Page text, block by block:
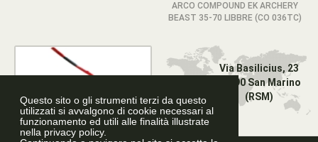
Questo sito o gli strumenti terzi da questo
utilizzati si avvalgono di cookie necessari al
funzionamento ed utili alle finalità illustrate
nella privacy policy.
ARCO COMPOUND EK ARCHERY
BEAST 35-70 LIBBRE (CO 036TC)
KATANA ORNAMENTALE ONE
PIECE DI ZORO (ZS9418)
Via Basilicius, 23
47890 San Marino
(RSM)